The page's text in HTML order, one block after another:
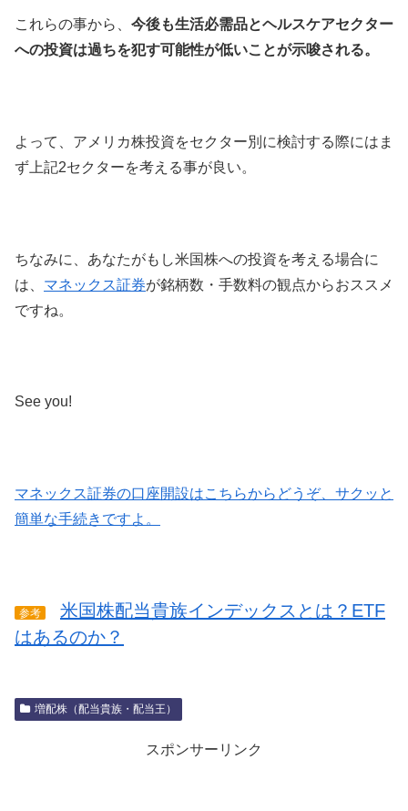
これらの事から、 今後も生活必需品とヘルスケアセクター
への投資は過ちを犯す可能性が低いことが示唆される。
よって、アメリカ株投資をセクター別に検討する際にはま
ず上記2セクターを考える事が良い。
ちなみに、あなたがもし米国株への投資を考える場合に
は、 マネックス証券が銘柄数・手数料の観点からおススメ
ですね。
See you!
マネックス証券の口座開設はこちらからどうぞ、サクッと
簡単な手続きですよ。
参考
米国株配当貴族インデックスとは？ETF
はあるのか？
増配株（配当貴族・配当王）
スポンサーリンク